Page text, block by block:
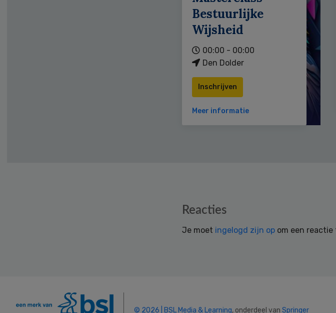
Bestuurlijke
Wijsheid
00:00 - 00:00
Den Dolder
Inschrijven
Meer informatie
Reacties
Je moet ingelogd zijn op om een reactie
© 2026 | BSL Media & Learning, onderdeel van Springer